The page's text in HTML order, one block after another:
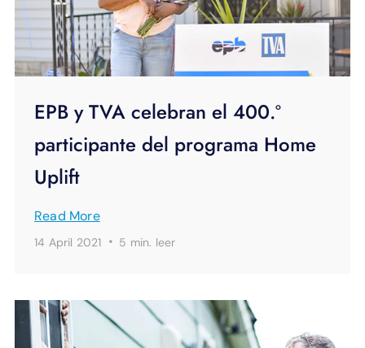
EPB y TVA celebran el 400.º
participante del programa Home
Uplift
Read More
14 April 2021 · 5 min. leer